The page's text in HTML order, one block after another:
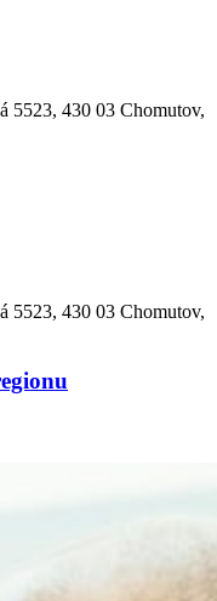
5523, 430 03 Chomutov,
5523, 430 03 Chomutov,